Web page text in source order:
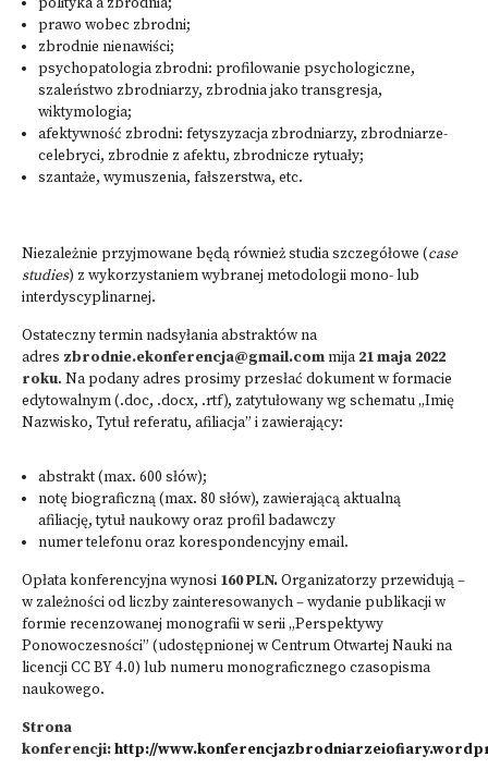
polityka a zbrodnia;
prawo wobec zbrodni;
zbrodnie nienawiści;
psychopatologia zbrodni: profilowanie psychologiczne,
szaleństwo zbrodniarzy, zbrodnia jako transgresja,
wiktymologia;
afektywność zbrodni: fetyszyzacja zbrodniarzy, zbrodniarze-
celebryci, zbrodnie z afektu, zbrodnicze rytuały;
szantaże, wymuszenia, fałszerstwa, etc.
Niezależnie przyjmowane będą również studia szczegółowe (case
studies) z wykorzystaniem wybranej metodologii mono- lub
interdyscyplinarnej.
Ostateczny termin nadsyłania abstraktów na
adres zbrodnie.ekonferencja@gmail.commija 21 maja 2022
roku. Na podany adres prosimy przesłać dokument w formacie
edytowalnym (.doc, .docx, .rtf), zatytułowany wg schematu „Imię
Nazwisko, Tytuł referatu, afiliacja” i zawierający:
abstrakt (max. 600 słów);
notę biograficzną (max. 80 słów), zawierającą aktualną
afiliację, tytuł naukowy oraz profil badawczy
numer telefonu oraz korespondencyjny email.
Opłata konferencyjna wynosi 160 PLN.Organizatorzy przewidują –
w zależności od liczby zainteresowanych – wydanie publikacji w
formie recenzowanej monografii w serii „Perspektywy
Ponowoczesności” (udostępnionej w Centrum Otwartej Nauki na
licencji CC BY 4.0) lub numeru monograficznego czasopisma
naukowego.
Strona
konferencji:http://